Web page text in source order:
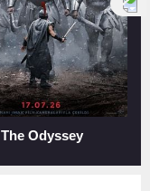
The Odyssey